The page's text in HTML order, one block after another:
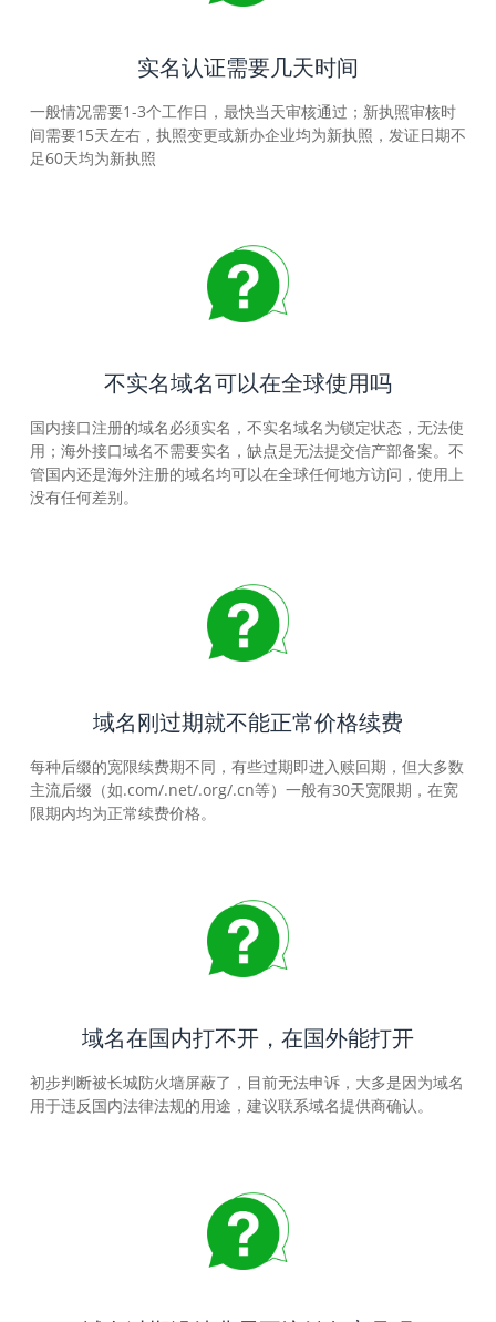
实名认证需要几天时间
一般情况需要1-3个工作日，最快当天审核通过；新执照审核时
间需要15天左右，执照变更或新办企业均为新执照，发证日期不
足60天均为新执照
不实名域名可以在全球使用吗
国内接口注册的域名必须实名，不实名域名为锁定状态，无法使
用；海外接口域名不需要实名，缺点是无法提交信产部备案。不
管国内还是海外注册的域名均可以在全球任何地方访问，使用上
没有任何差别。
域名刚过期就不能正常价格续费
每种后缀的宽限续费期不同，有些过期即进入赎回期，但大多数
主流后缀（如.com/.net/.org/.cn等）一般有30天宽限期，在宽
限期内均为正常续费价格。
域名在国内打不开，在国外能打开
初步判断被长城防火墙屏蔽了，目前无法申诉，大多是因为域名
用于违反国内法律法规的用途，建议联系域名提供商确认。